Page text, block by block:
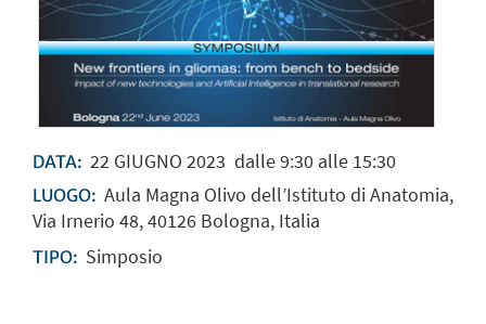
DATA: 22 GIUGNO 2023 dalle 9:30 alle 15:30
LUOGO: Aula Magna Olivo dell’Istituto di Anatomia,
Via Irnerio 48, 40126 Bologna, Italia
TIPO: Simposio